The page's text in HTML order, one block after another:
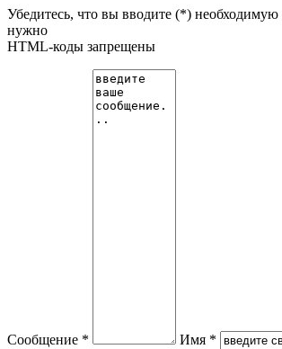
Убедитесь, что вы вводите (*)
нужно
HTML-коды запрещены
Сообщение * Имя *